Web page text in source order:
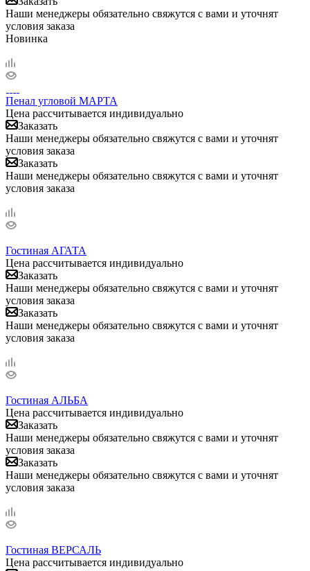
Наши менеджеры обязательно свяжутся с вами и уточнят
условия заказа
Новинка
Пенал угловой МАРТА
Цена рассчитывается индивидуально
Заказать
Наши менеджеры обязательно свяжутся с вами и уточнят
условия заказа
Заказать
Наши менеджеры обязательно свяжутся с вами и уточнят
условия заказа
Гостиная АГАТА
Цена рассчитывается индивидуально
Заказать
Наши менеджеры обязательно свяжутся с вами и уточнят
условия заказа
Заказать
Наши менеджеры обязательно свяжутся с вами и уточнят
условия заказа
Гостиная АЛЬБА
Цена рассчитывается индивидуально
Заказать
Наши менеджеры обязательно свяжутся с вами и уточнят
условия заказа
Заказать
Наши менеджеры обязательно свяжутся с вами и уточнят
условия заказа
Гостиная ВЕРСАЛЬ
Цена рассчитывается индивидуально